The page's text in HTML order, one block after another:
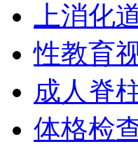
上消化
性教育
成人脊
体格检